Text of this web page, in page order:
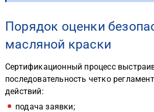
Порядок оценки
масляной краски
Сертификационный процесс
последовательность четко
действий:
подача заявки;